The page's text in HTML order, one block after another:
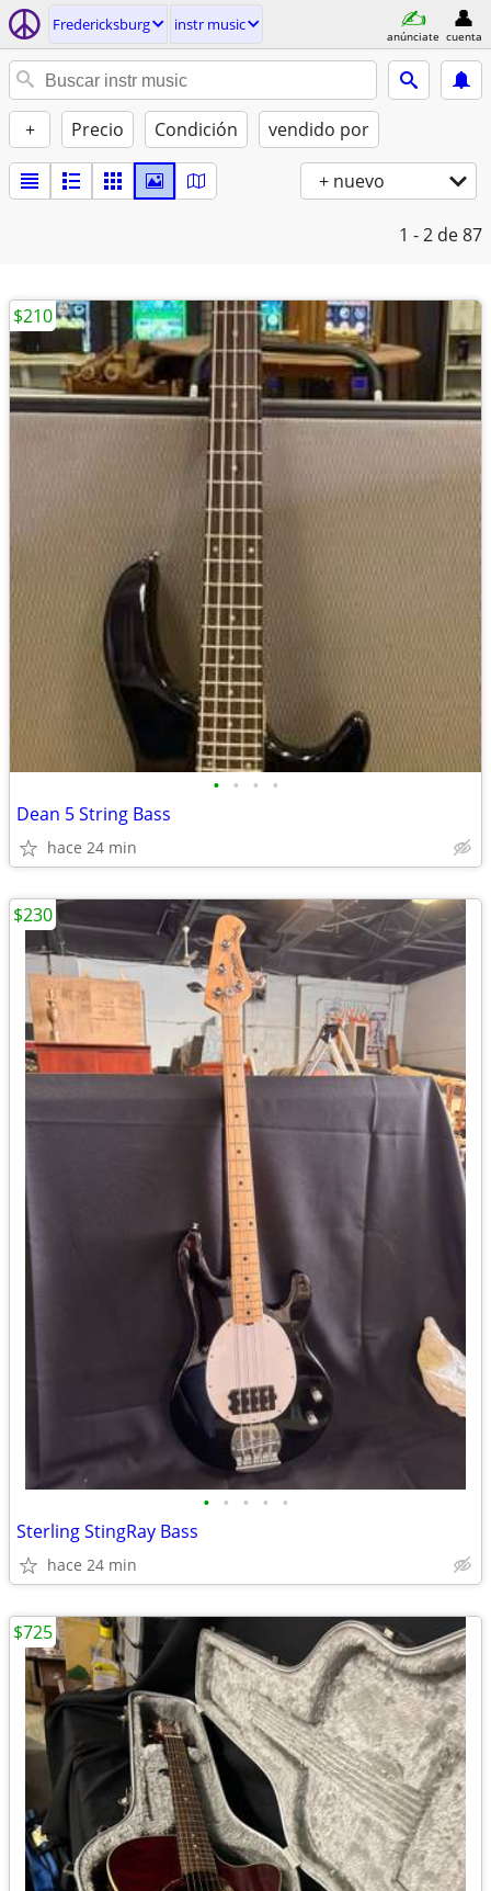
Fredericksburg instr music
anúnciate cuenta
+ Precio Condición vendido por
+ nuevo
1 - 2 de 87
• • • •
Dean 5 String Bass
hace 24 min
$210
• • • • •
Sterling StingRay Bass
hace 24 min
$230
$725